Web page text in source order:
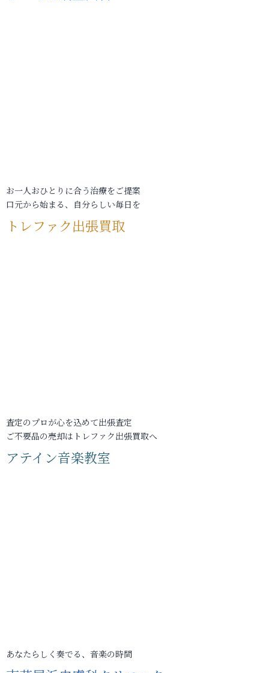
お一人おひとりに合う治療をご提案
口元から始まる、自分らしい毎日を
トレファク出張買取
査定のプロが心を込めて出張査定
ご不要品の売却はトレファク出張買取へ
アテイン音楽教室
あなたらしく奏でる、音楽の時間